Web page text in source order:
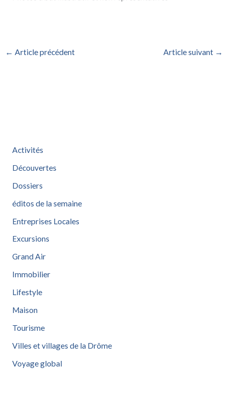
← Article précédent Article suivant →
Activités
Découvertes
Dossiers
éditos de la semaine
Entreprises Locales
Excursions
Grand Air
Immobilier
Lifestyle
Maison
Tourisme
Villes et villages de la Drôme
Voyage global